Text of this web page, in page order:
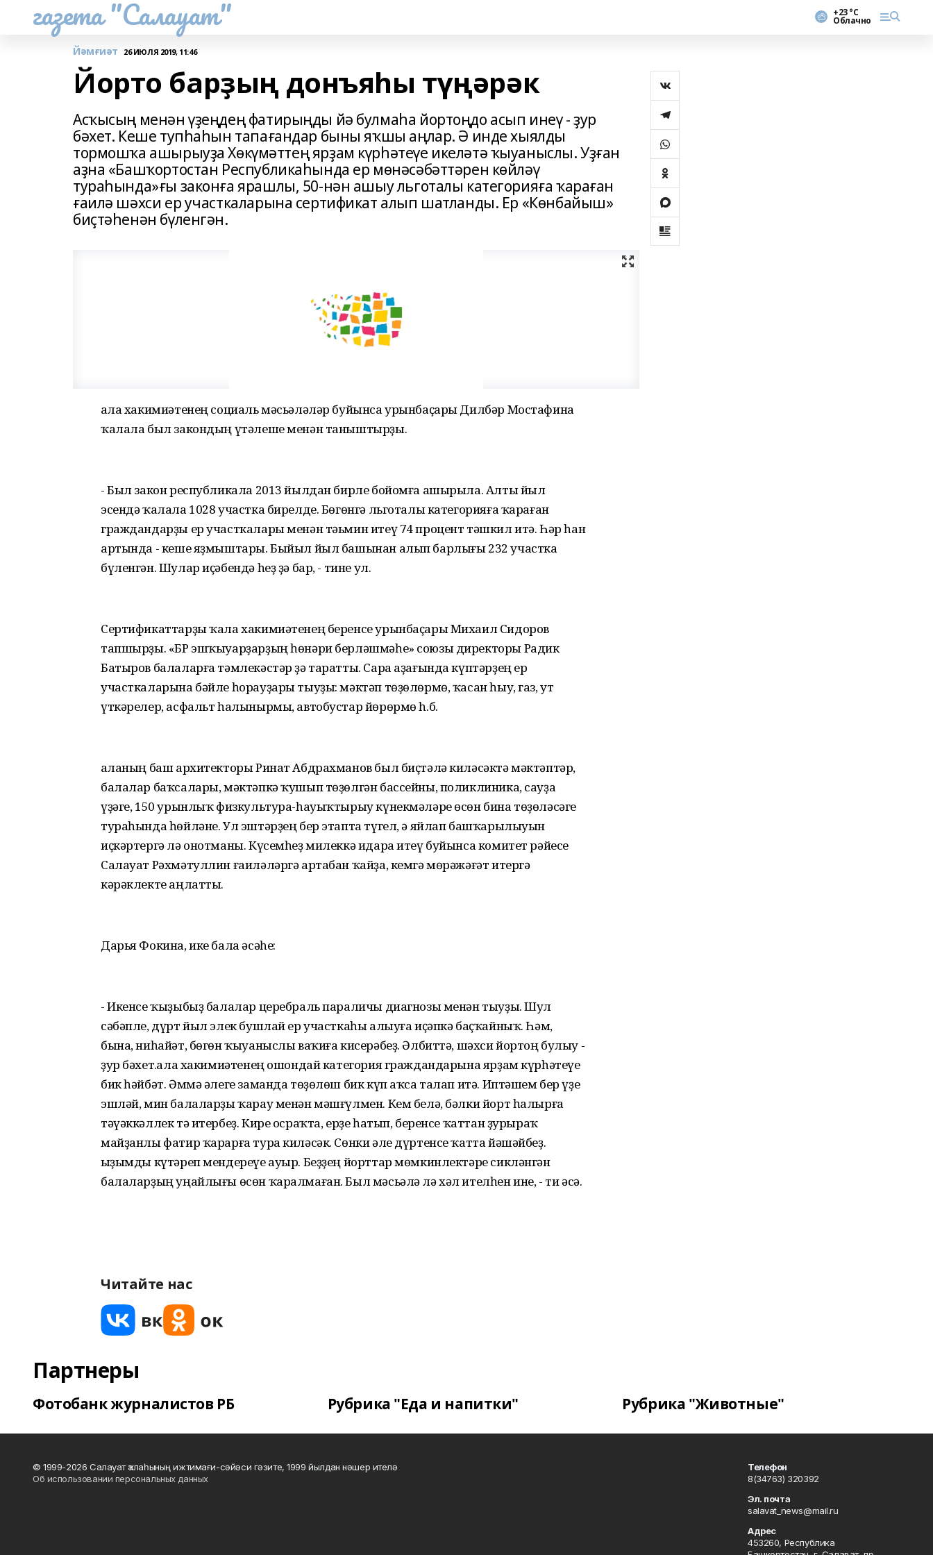
газета "Салауат" +23 °С
Облачно
Йәмғиәт 26 ИЮЛЯ 2019, 11:46
Йорто барҙың донъяһы түңәрәк
Асҡысың менән үҙеңдең фатирыңды йә булмаһа йортоңдо асып инеү - ҙур
бәхет. Кеше тупһаһын тапағандар быны яҡшы аңлар. Ә инде хыялды
тормошҡа ашырыуҙа Хөкүмәттең ярҙам күрһәтеүе икеләтә ҡыуаныслы. Уҙған
аҙна «Башҡортостан Республикаһында ер мөнәсәбәттәрен көйләү
тураһында»ғы законға ярашлы, 50-нән ашыу льготалы категорияға ҡараған
ғаилә шәхси ер участкаларына сертификат алып шатланды. Ер «Көнбайыш»
биҫтәһенән бүленгән.
Ҡала хакимиәтенең социаль мәсьәләләр буйынса урынбаҫары Дилбәр Мостафина
ҡалала был закондың үтәлеше менән таныштырҙы.
- Был закон республикала 2013 йылдан бирле бойомға ашырыла. Алты йыл
эсендә ҡалала 1028 участка бирелде. Бөгөнгә льготалы категорияға ҡараған
граждандарҙы ер участкалары менән тәьмин итеү 74 процент тәшкил итә. Һәр һан
артында - кеше яҙмыштары. Быйыл йыл башынан алып барлығы 232 участка
бүленгән. Шулар иҫәбендә һеҙ ҙә бар, - тине ул.
Сертификаттарҙы ҡала хакимиәтенең беренсе урынбаҫары Михаил Сидоров
тапшырҙы. «БР эшҡыуарҙарҙың һөнәри берләшмәһе» союзы директоры Радик
Батыров балаларға тәмлекәстәр ҙә таратты. Сара аҙағында күптәрҙең ер
участкаларына бәйле һорауҙары тыуҙы: мәктәп төҙөлөрмө, ҡасан һыу, газ, ут
үткәрелер, асфальт һалынырмы, автобустар йөрөрмө һ.б.
Ҡаланың баш архитекторы Ринат Абдрахманов был биҫтәлә киләсәктә мәктәптәр,
балалар баҡсалары, мәктәпкә ҡушып төҙөлгән бассейны, поликлиника, сауҙа
үҙәге, 150 урынлыҡ физкультура-һауыҡтырыу күнекмәләре өсөн бина төҙөләсәге
тураһында һөйләне. Ул эштәрҙең бер этапта түгел, ә яйлап башҡарылыуын
иҫкәртергә лә онотманы. Күсемһеҙ милеккә идара итеү буйынса комитет рәйесе
Салауат Рәхмәтуллин ғаиләләргә артабан ҡайҙа, кемгә мөрәжәғәт итергә
кәрәклекте аңлатты.
Дарья Фокина, ике бала әсәһе:
- Икенсе ҡыҙыбыҙ балалар церебраль параличы диагнозы менән тыуҙы. Шул
сәбәпле, дүрт йыл элек бушлай ер участкаһы алыуға иҫәпкә баҫҡайныҡ. Һәм,
бына, ниһайәт, бөгөн ҡыуаныслы ваҡиға кисерәбеҙ. Әлбиттә, шәхси йортоң булыу -
ҙур бәхет.Ҡала хакимиәтенең ошондай категория граждандарына ярҙам күрһәтеүе
бик һәйбәт. Әммә әлеге заманда төҙөлөш бик күп аҡса талап итә. Иптәшем бер үҙе
эшләй, мин балаларҙы ҡарау менән мәшғүлмен. Кем белә, бәлки йорт һалырға
тәүәккәллек тә итербеҙ. Кире осраҡта, ерҙе һатып, беренсе ҡаттан ҙурыраҡ
майҙанлы фатир ҡарарға тура киләсәк. Сөнки әле дүртенсе ҡатта йәшәйбеҙ.
Ҡыҙымды күтәреп мендереүе ауыр. Беҙҙең йорттар мөмкинлектәре сикләнгән
балаларҙың уңайлығы өсөн ҡаралмаған. Был мәсьәлә лә хәл ителһен ине, - ти әсә.
Читайте нас
Партнеры
Фотобанк журналистов РБ Рубрика "Еда и напитки" Рубрика "Животные"
© 1999-2026 Салауат ҡалаһының ижтимағи-сәйәси гәзите, 1999 йылдан нәшер ителә
Об использовании персональных данных
Телефон
8(34763) 320392
Эл. почта
salavat_news@mail.ru
Адрес
453260, Республика